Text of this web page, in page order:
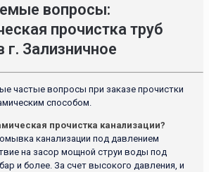
вопросы:
прочистка труб
г. Зализничное
частые вопросы при заказе прочистки
способом.
прочистка канализации?
канализации под давлением
на засор мощной струи воды под
и более. За счет высокого давления, и